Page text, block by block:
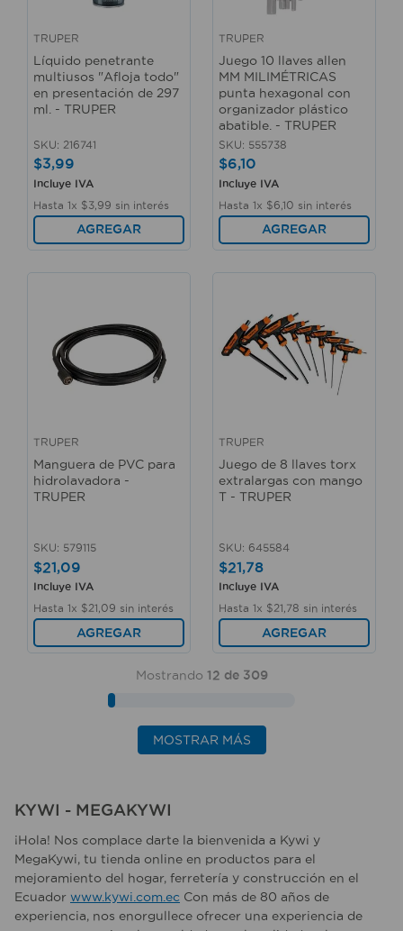
TRUPER
Líquido penetrante
multiusos "Afloja todo"
en presentación de 297
ml. - TRUPER
SKU: 216741
$3,99
Incluye IVA
Hasta 1x $3 99 sin interés
AGREGAR
TRUPER
Juego 10 llaves allen
MM MILIMÉTRICAS
punta hexagonal con
organizador plástico
abatible. - TRUPER
SKU: 555738
$6,10
Incluye IVA
Hasta 1x $6 10 sin interés
AGREGAR
TRUPER
Manguera de PVC para
hidrolavadora -
TRUPER
SKU: 579115
$21,09
Incluye IVA
Hasta 1x $21 09 sin interés
AGREGAR
TRUPER
Juego de 8 llaves torx
extralargas con mango
T - TRUPER
SKU: 645584
$21,78
Incluye IVA
Hasta 1x $21 78 sin interés
AGREGAR
Mostrando 12 de 309
MOSTRAR MÁS
KYWI - MEGAKYWI
¡Hola! Nos complace darte la bienvenida a Kywi y
MegaKywi, tu tienda online en productos para el
mejoramiento del hogar, ferretería y construcción en el
Ecuador www.kywi.com.ec Con más de 80 años de
experiencia, nos enorgullece ofrecer una experiencia de